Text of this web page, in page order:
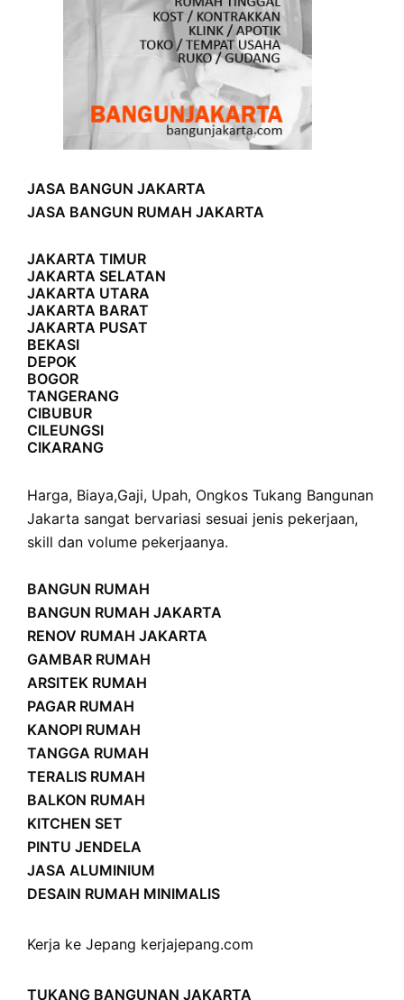
JASA BANGUN JAKARTA
JASA BANGUN RUMAH JAKARTA
JAKARTA TIMUR
JAKARTA SELATAN
JAKARTA UTARA
JAKARTA BARAT
JAKARTA PUSAT
BEKASI
DEPOK
BOGOR
TANGERANG
CIBUBUR
CILEUNGSI
CIKARANG
Harga, Biaya,Gaji, Upah, Ongkos Tukang Bangunan
Jakarta sangat bervariasi sesuai jenis pekerjaan,
skill dan volume pekerjaanya.
BANGUN RUMAH
BANGUN RUMAH JAKARTA
RENOV RUMAH JAKARTA
GAMBAR RUMAH
ARSITEK RUMAH
PAGAR RUMAH
KANOPI RUMAH
TANGGA RUMAH
TERALIS RUMAH
BALKON RUMAH
KITCHEN SET
PINTU JENDELA
JASA ALUMINIUM
DESAIN RUMAH MINIMALIS
Kerja ke Jepang kerjajepang.com
TUKANG BANGUNAN JAKARTA